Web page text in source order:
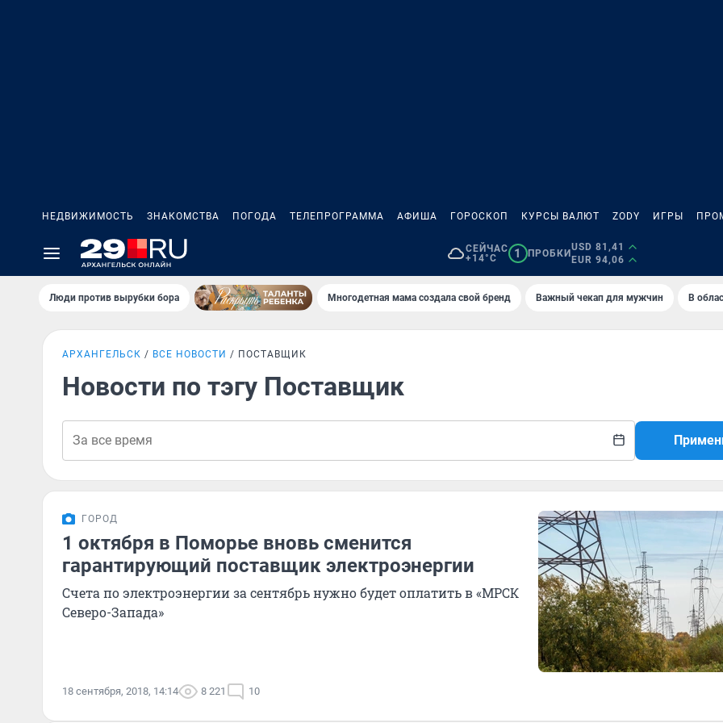
НЕДВИЖИМОСТЬ ЗНАКОМСТВА ПОГОДА ТЕЛЕПРОГРАММА АФИША ГОРОСКОП КУРСЫ ВАЛЮТ ZODY ИГРЫ
СЕЙЧАС
+14°C
1 ПРОБКИ
USD 81,41
EUR 94,06
Люди против вырубки бора Многодетная мама создала свой бренд Важный чекап для мужчин В
АРХАНГЕЛЬСК ВСЕ НОВОСТИ ПОСТАВЩИК
Новости по тэгу Поставщик
ГОРОД
1 октября в Поморье вновь сменится
гарантирующий поставщик электроэнергии
Счета по электроэнергии за сентябрь нужно будет оплатить в «МРСК
Северо-Запада»
18 сентября, 2018, 14:14 8 221 10